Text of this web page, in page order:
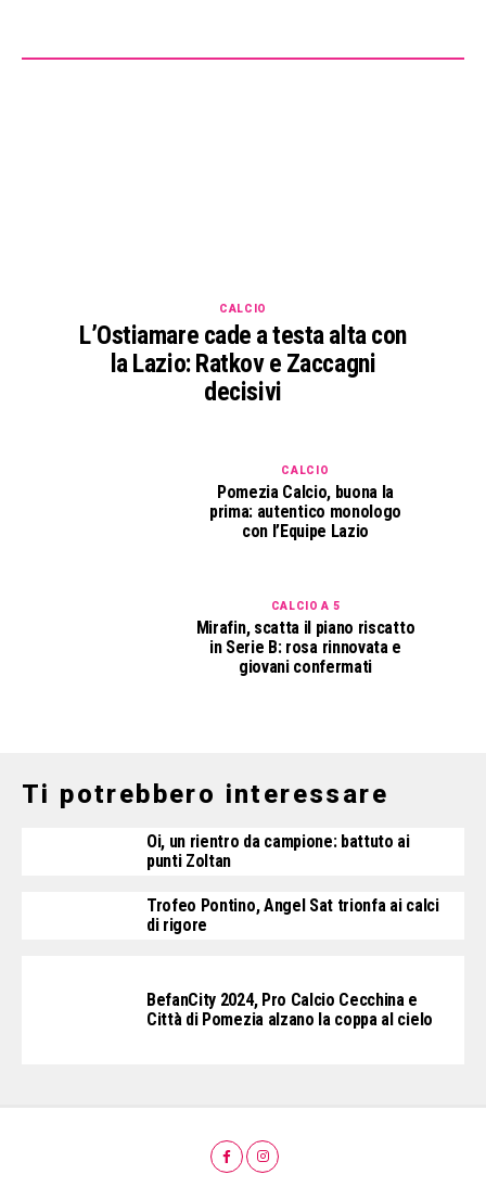
CALCIO
L’Ostiamare cade a testa alta con
la Lazio: Ratkov e Zaccagni
decisivi
CALCIO
Pomezia Calcio, buona la
prima: autentico monologo
con l’Equipe Lazio
CALCIO A 5
Mirafin, scatta il piano riscatto
in Serie B: rosa rinnovata e
giovani confermati
Ti potrebbero interessare
Oi, un rientro da campione: battuto ai
punti Zoltan
Trofeo Pontino, Angel Sat trionfa ai calci
di rigore
BefanCity 2024, Pro Calcio Cecchina e
Città di Pomezia alzano la coppa al cielo